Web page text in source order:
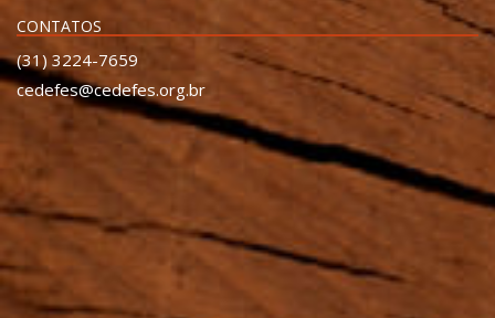
CONTATOS
(31) 3224-7659
cedefes@cedefes.org.br